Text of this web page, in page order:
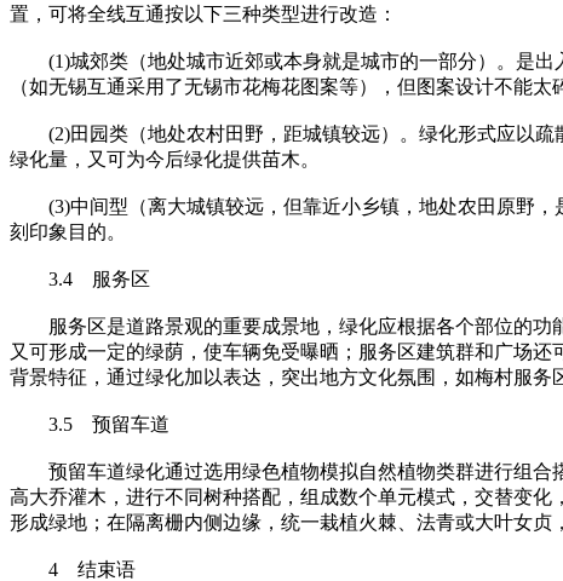
置，可将全线互通按以下三种类型进行改造：
(1)城郊类（地处城市近郊或本身就是城市的一部分）。是出
（如无锡互通采用了无锡市花梅花图案等），但图案设计不能
(2)田园类（地处农村田野，距城镇较远）。绿化形式应以疏
绿化量，又可为今后绿化提供苗木。
(3)中间型（离大城镇较远，但靠近小乡镇，地处农田原野，
刻印象目的。
3.4 服务区
服务区是道路景观的重要成景地，绿化应根据各个部位的功
又可形成一定的绿荫，使车辆免受曝晒；服务区建筑群和广场
背景特征，通过绿化加以表达，突出地方文化氛围，如梅村服务
3.5 预留车道
预留车道绿化通过选用绿色植物模拟自然植物类群进行组合
高大乔灌木，进行不同树种搭配，组成数个单元模式，交替变
形成绿地；在隔离栅内侧边缘，统一栽植火棘、法青或大叶女
4 结束语